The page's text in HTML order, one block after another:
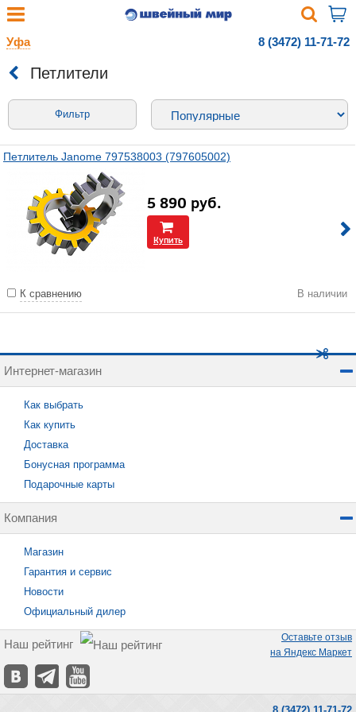
Уфа 8 (3472) 11-71-72
Петлители
Фильтр
Петлитель Janome 797538003 (797605002)
5 890 руб.
Купить
К сравнению В наличии
Интернет-магазин
Как выбрать
Как купить
Доставка
Бонусная программа
Подарочные карты
Компания
Магазин
Гарантия и сервис
Новости
Официальный дилер
Наш рейтинг
Оставьте отзыв
на Яндекс Маркет